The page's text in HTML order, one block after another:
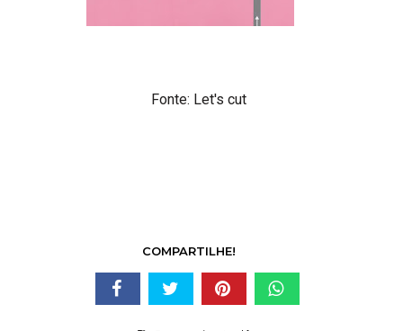
Fonte: Let's cut
COMPARTILHE!